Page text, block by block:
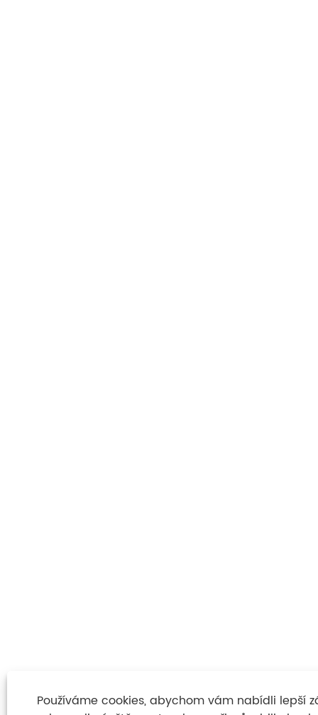
Používáme cookies, abychom vám nabídli lepší